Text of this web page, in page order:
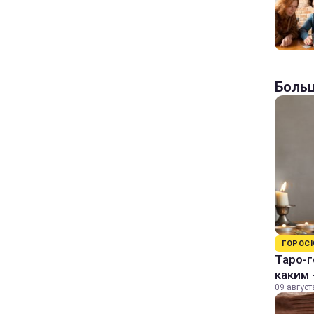
Таро-
каким
09